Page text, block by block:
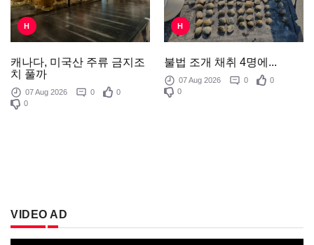
H
캐나다, 미국산 주류 금지조
치 풀까
07 Aug 2026 0
0
0
H
불법 조개 채취 4명에...
07 Aug 2026 0
0
0
VIDEO AD